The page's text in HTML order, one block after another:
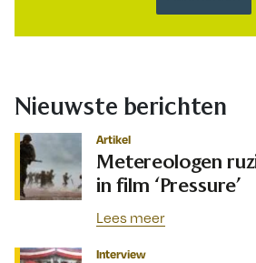
Nieuwste berichten
Artikel
Metereologen
in film ‘Pressure’
Lees meer
Interview